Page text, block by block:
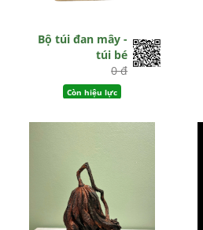
Bộ túi đan mây -
túi bé
0 đ
Còn hiệu lực